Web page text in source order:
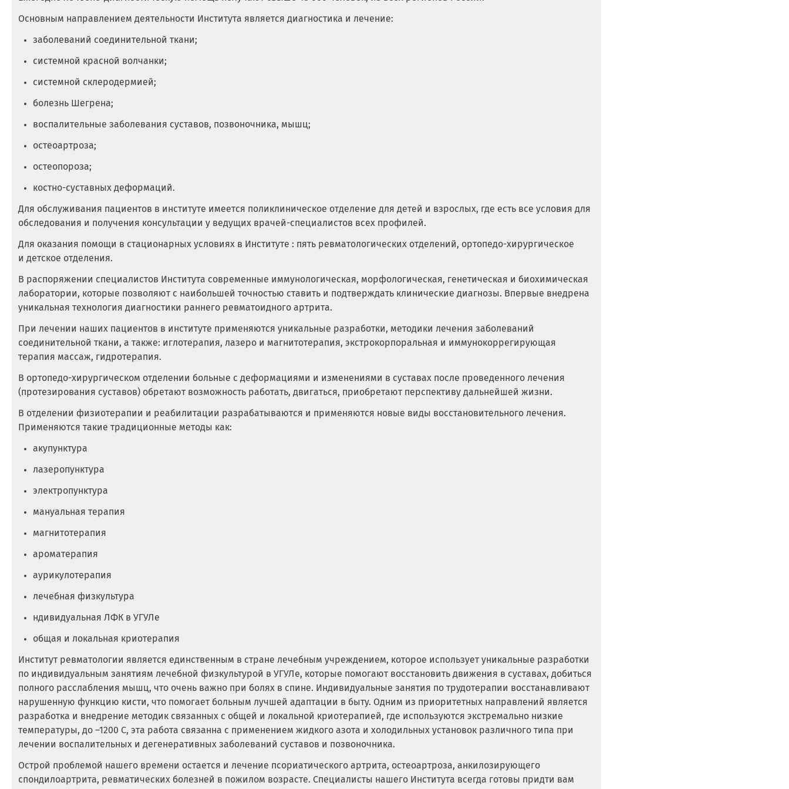
Основным направлением деятельности Института является диагностика и лечение:
заболеваний соединительной ткани;
системной красной волчанки;
системной склеродермией;
болезнь Шегрена;
воспалительные заболевания суставов, позвоночника, мышц;
остеоартроза;
остеопороза;
костно-суставных деформаций.
Для обслуживания пациентов в институте имеется поликлиническое отделение для детей и взрослых, где есть все условия для
обследования и получения консультации у ведущих врачей-специалистов всех профилей.
Для оказания помощи в стационарных условиях в Институте : пять ревматологических отделений, ортопедо-хирургическое
и детское отделения.
В распоряжении специалистов Института современные иммунологическая, морфологическая, генетическая и биохимическая
лаборатории, которые позволяют с наибольшей точностью ставить и подтверждать клинические диагнозы. Впервые внедрена
уникальная технология диагностики раннего ревматоидного артрита.
При лечении наших пациентов в институте применяются уникальные разработки, методики лечения заболеваний
соединительной ткани, а также: иглотерапия, лазеро и магнитотерапия, экстрокорпоральная и иммунокоррегирующая
терапия массаж, гидротерапия.
В ортопедо-хирургическом отделении больные с деформациями и изменениями в суставах после проведенного лечения
(протезирования суставов) обретают возможность работать, двигаться, приобретают перспективу дальнейшей жизни.
В отделении физиотерапии и реабилитации разрабатываются и применяются новые виды восстановительного лечения.
Применяются такие традиционные методы как:
акупунктура
лазеропунктура
электропунктура
мануальная терапия
магнитотерапия
ароматерапия
аурикулотерапия
лечебная физкультура
ндивидуальная ЛФК в УГУЛе
общая и локальная криотерапия
Институт ревматологии является единственным в стране лечебным учреждением, которое использует уникальные разработки
по индивидуальным занятиям лечебной физкультурой в УГУЛе, которые помогают восстановить движения в суставах, добиться
полного расслабления мышц, что очень важно при болях в спине. Индивидуальные занятия по трудотерапии восстанавливают
нарушенную функцию кисти, что помогает больным лучшей адаптации в быту. Одним из приоритетных направлений является
разработка и внедрение методик связанных с общей и локальной криотерапией, где используются экстремально низкие
температуры, до –1200 С, эта работа связанна с применением жидкого азота и холодильных установок различного типа при
лечении воспалительных и дегенеративных заболеваний суставов и позвоночника.
Острой проблемой нашего времени остается и лечение псориатического артрита, остеоартроза, анкилозирующего
спондилоартрита, ревматических болезней в пожилом возрасте. Специалисты нашего Института всегда готовы придти вам